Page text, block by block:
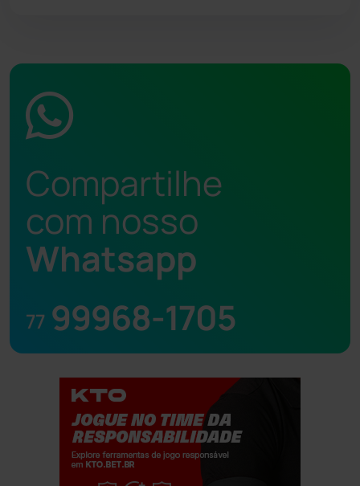
Compartilhe
com nosso
Whatsapp
77 99968-1705